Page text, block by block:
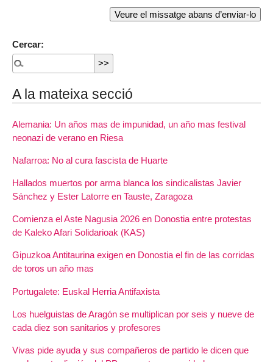
Cercar:
A la mateixa secció
Alemania: Un años mas de impunidad, un año mas festival
neonazi de verano en Riesa
Nafarroa: No al cura fascista de Huarte
Hallados muertos por arma blanca los sindicalistas Javier
Sánchez y Ester Latorre en Tauste, Zaragoza
Comienza el Aste Nagusia 2026 en Donostia entre protestas
de Kaleko Afari Solidarioak (KAS)
Gipuzkoa Antitaurina exigen en Donostia el fin de las corridas
de toros un año mas
Portugalete: Euskal Herria Antifaxista
Los huelguistas de Aragón se multiplican por seis y nueve de
cada diez son sanitarios y profesores
Vivas pide ayuda y sus compañeros de partido le dicen que